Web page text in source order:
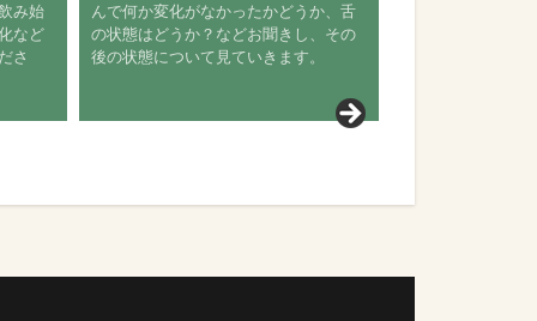
み始
など
さ
んで何か変化がなかったかどうか、舌
の状態はどうか？などお聞きし、その
後の状態について見ていきます。